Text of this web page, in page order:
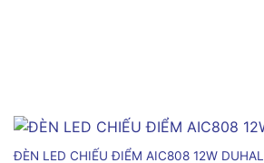
ĐÈN LED CHIẾU ĐIỂM AIC808 12W DUHAL